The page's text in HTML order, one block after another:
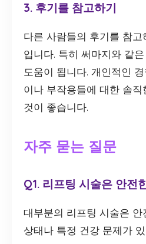
3. 후기를 참고하기
다른 사람들의 후기를 참
입니다. 특히 써마지와 같
도움이 됩니다. 개인적인
이나 부작용들에 대한 솔
것이 좋습니다.
자주 묻는 질문
Q1. 리프팅 시술은 안전
대부분의 리프팅 시술은 안
상태나 특정 건강 문제가